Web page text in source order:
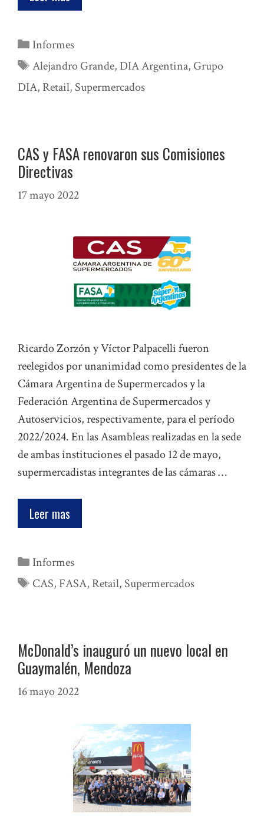
Categorías
Informes
Etiquetas
Alejandro Grande,DIA Argentina, Grupo
DIA, Retail, Supermercados
CAS y FASA renovaron sus Comisiones
Directivas
17 mayo 2022
Ricardo Zorzón y Víctor Palpacelli fueron
reelegidos por unanimidad como presidentes de la
Cámara Argentina de Supermercados y la
Federación Argentina de Supermercados y
Autoservicios, respectivamente, para el período
2022/2024. En las Asambleas realizadas en la sede
de ambas instituciones el pasado 12 de mayo,
supermercadistas integrantes de las cámaras …
Leer mas
Categorías
Informes
Etiquetas
CAS, FASA, Retail, Supermercados
McDonald’s inauguró un nuevo local en
Guaymalén, Mendoza
16 mayo 2022